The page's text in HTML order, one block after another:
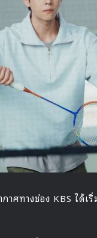
าศทางช่อง KBS ได้เ